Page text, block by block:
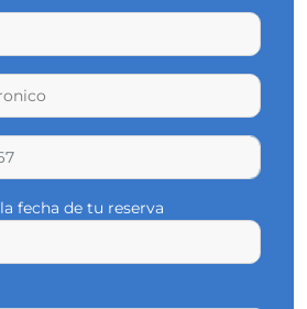
fecha de tu reserva